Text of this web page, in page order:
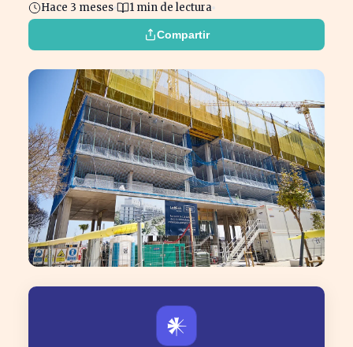
Hace 3 meses 1 min de lectura
Compartir
𒀭